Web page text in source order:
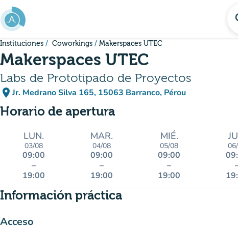
Ir al contenido principal
Instituciones Coworkings Makerspaces UTEC
Makerspaces UTEC
Labs de Prototipado de Proyectos
placeJr. Medrano Silva 165, 15063 Barranco, Pérou
(abrir en Google Maps)
(nueva pestaña)
Horario de apertura
LUN.
03/08
09:00
–
19:00
MAR.
04/08
09:00
–
19:00
MIÉ.
05/08
09:00
–
19:00
Información práctica
Acceso